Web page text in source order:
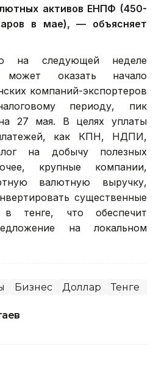
активов ЕНПФ (450-
в мае), — объясняет
на следующей неделе
оказать начало
компаний-экспортеров
периоду, пик
27 мая. В целях уплаты
как КПН, НДПИ,
на добычу полезных
крупные компании,
валютную выручку,
существенные
тенге, что обеспечит
на локальном
Бизнес Доллар Тенге